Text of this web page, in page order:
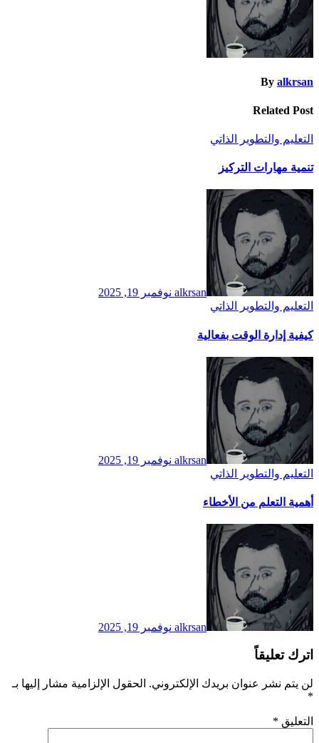
By alkrsan
Related Post
التعليم والتطوير الذاتي
تنمية مهارات التركيز
alkrsan نوفمبر 19, 2025
التعليم والتطوير الذاتي
كيفية إدارة الوقت بفعالية
alkrsan نوفمبر 19, 2025
التعليم والتطوير الذاتي
أهمية التعلم من الأخطاء
alkrsan نوفمبر 19, 2025
اترك تعليقاً
لن يتم نشر عنوان بريدك الإلكتروني. الحقول الإلزامية مشار إليها بـ
*
التعليق *